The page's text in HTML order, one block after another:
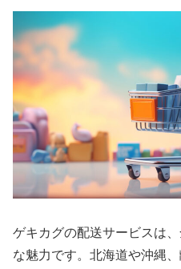
ゲキカグの配送サービスは
な魅力です。北海道や沖縄